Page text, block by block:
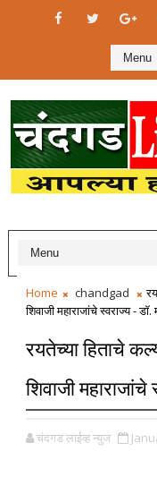
Home chandgad
शिवाजी महाराजांचे स्वराज्य -
रयतेच्या हिताचे
शिवाजी
चंदगड लाईव्ह न्युज